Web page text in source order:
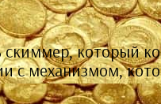
который
с механизмом,